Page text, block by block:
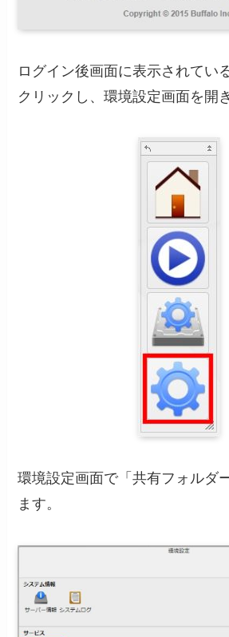
ログイン後画面に表示されてい
クリックし、環境設定画面を開
環境設定画面で「共有フォルダ
ます。